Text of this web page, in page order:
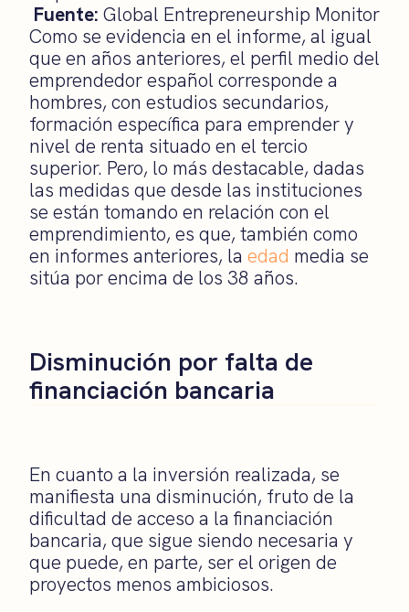
Fuente: Global Entrepreneurship Monitor
Como se evidencia en el informe, al igual
que en años anteriores, el perfil medio del
emprendedor español corresponde a
hombres, con estudios secundarios,
formación específica para emprender y
nivel de renta situado en el tercio
superior. Pero, lo más destacable, dadas
las medidas que desde las instituciones
se están tomando en relación con el
emprendimiento, es que, también como
en informes anteriores, la edad media se
sitúa por encima de los 38 años.
Disminución por falta de
financiación bancaria
En cuanto a la inversión realizada, se
manifiesta una disminución, fruto de la
dificultad de acceso a la financiación
bancaria, que sigue siendo necesaria y
que puede, en parte, ser el origen de
proyectos menos ambiciosos.